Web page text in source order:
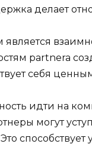
делает
является
partnera
себя
идти на
могут